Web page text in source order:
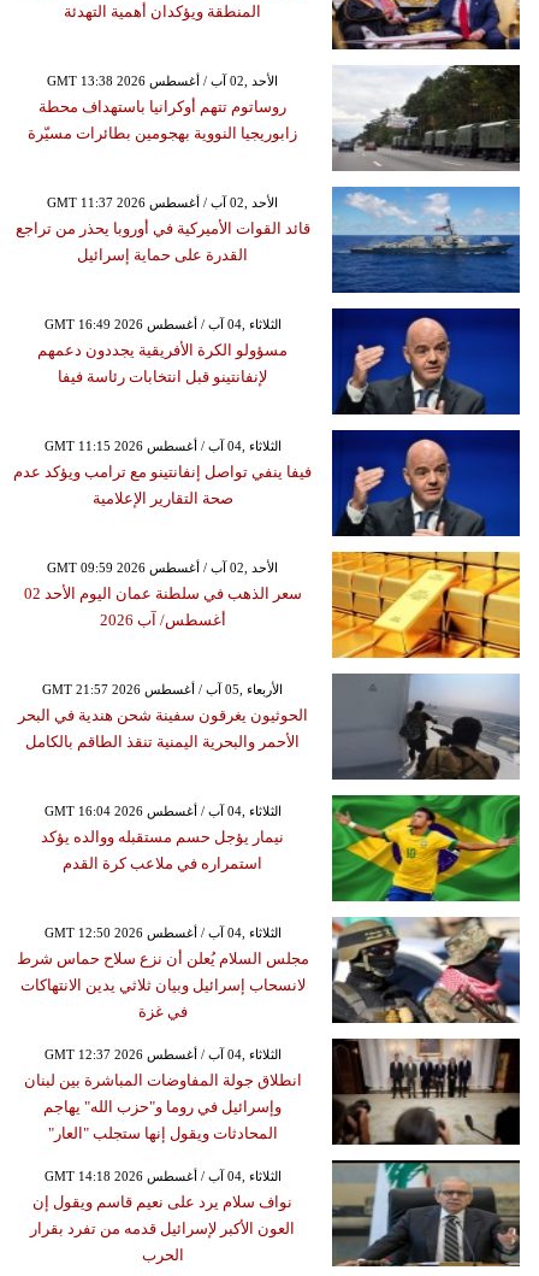
المنطقة ويؤكدان أهمية التهدئة
GMT 13:38 2026 الأحد ,02 آب / أغسطس
روساتوم تتهم أوكرانيا باستهداف محطة
زابوريجيا النووية بهجومين بطائرات مسيّرة
GMT 11:37 2026 الأحد ,02 آب / أغسطس
قائد القوات الأميركية في أوروبا يحذر من تراجع
القدرة على حماية إسرائيل
GMT 16:49 2026 الثلاثاء ,04 آب / أغسطس
مسؤولو الكرة الأفريقية يجددون دعمهم
لإنفانتينو قبل انتخابات رئاسة فيفا
GMT 11:15 2026 الثلاثاء ,04 آب / أغسطس
فيفا ينفي تواصل إنفانتينو مع ترامب ويؤكد عدم
صحة التقارير الإعلامية
GMT 09:59 2026 الأحد ,02 آب / أغسطس
سعر الذهب في سلطنة عمان اليوم الأحد 02
أغسطس/ آب 2026
GMT 21:57 2026 الأربعاء ,05 آب / أغسطس
الحوثيون يغرقون سفينة شحن هندية في البحر
الأحمر والبحرية اليمنية تنقذ الطاقم بالكامل
GMT 16:04 2026 الثلاثاء ,04 آب / أغسطس
نيمار يؤجل حسم مستقبله ووالده يؤكد
استمراره في ملاعب كرة القدم
GMT 12:50 2026 الثلاثاء ,04 آب / أغسطس
مجلس السلام يُعلن أن نزع سلاح حماس شرط
لانسحاب إسرائيل وبيان ثلاثي يدين الانتهاكات
في غزة
GMT 12:37 2026 الثلاثاء ,04 آب / أغسطس
انطلاق جولة المفاوضات المباشرة بين لبنان
وإسرائيل في روما و"حزب الله" يهاجم
المحادثات ويقول إنها ستجلب "العار"
GMT 14:18 2026 الثلاثاء ,04 آب / أغسطس
نواف سلام يرد على نعيم قاسم ويقول إن
العون الأكبر لإسرائيل قدمه من تفرد بقرار
الحرب